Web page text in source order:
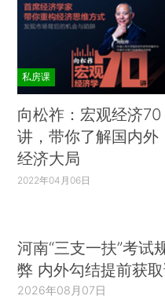
私房课
向松祚：宏观经济70
讲，带你了解国内外
经济大局
2022年04月06日
河南“三支一扶”考试
弊 内外勾结提前获
2026年08月07日